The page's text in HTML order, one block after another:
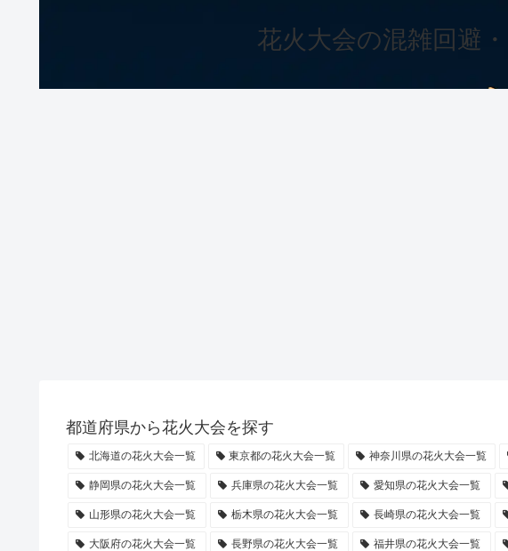
花火大会の混雑回避
都道府県から花火大会を探す
北海道の花火大会一覧 東京都の花火大会一覧 神奈川県の花火大会一覧
静岡県の花火大会一覧 兵庫県の花火大会一覧 愛知県の花火大会一覧
山形県の花火大会一覧 栃木県の花火大会一覧 長崎県の花火大会一覧
大阪府の花火大会一覧 長野県の花火大会一覧 福井県の花火大会一覧